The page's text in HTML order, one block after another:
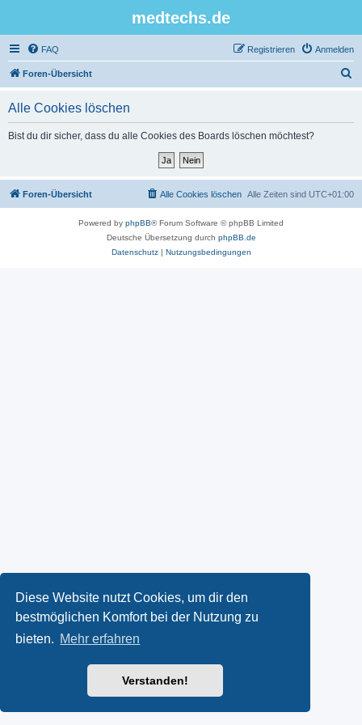
Diese Website nutzt Cookies, um dir den
bestmöglichen Komfort bei der Nutzung zu
bieten. Mehr erfahren
Verstanden!
medtechs.de
FAQ Anmelden
Registrieren
Foren-Übersicht
Alle Cookies löschen
Bist du dir sicher, dass du alle Cookies des Boards löschen möchtest?
Foren-Übersicht Alle Zeiten sind UTC+01:00
Alle Cookies löschen
Powered by phpBB® Forum Software © phpBB Limited
Deutsche Übersetzung durch phpBB.de
Datenschutz| Nutzungsbedingungen